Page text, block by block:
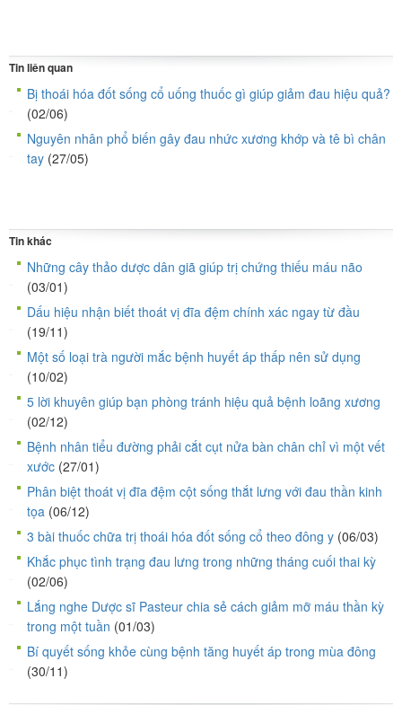
Tin liên quan
Bị thoái hóa đốt sống cổ uống thuốc gì giúp giảm đau hiệu quả?
(02/06)
Nguyên nhân phổ biến gây đau nhức xương khớp và tê bì chân
tay (27/05)
Tin khác
Những cây thảo dược dân giã giúp trị chứng thiếu máu não
(03/01)
Dấu hiệu nhận biết thoát vị đĩa đệm chính xác ngay từ đầu
(19/11)
Một số loại trà người mắc bệnh huyết áp thấp nên sử dụng
(10/02)
5 lời khuyên giúp bạn phòng tránh hiệu quả bệnh loãng xương
(02/12)
Bệnh nhân tiểu đường phải cắt cụt nửa bàn chân chỉ vì một vết
xước (27/01)
Phân biệt thoát vị đĩa đệm cột sống thắt lưng với đau thần kinh
tọa (06/12)
3 bài thuốc chữa trị thoái hóa đốt sống cổ theo đông y (06/03)
Khắc phục tình trạng đau lưng trong những tháng cuối thai kỳ
(02/06)
Lắng nghe Dược sĩ Pasteur chia sẻ cách giảm mỡ máu thần kỳ
trong một tuần (01/03)
Bí quyết sống khỏe cùng bệnh tăng huyết áp trong mùa đông
(30/11)